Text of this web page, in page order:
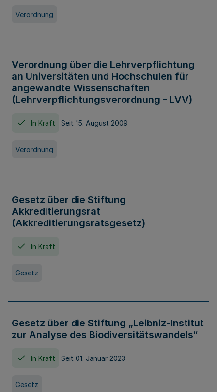
Verordnung
Verordnung über die Lehrverpflichtung
an Universitäten und Hochschulen für
angewandte Wissenschaften
(Lehrverpflichtungsverordnung - LVV)
In Kraft Seit 15. August 2009
Verordnung
Gesetz über die Stiftung
Akkreditierungsrat
(Akkreditierungsratsgesetz)
In Kraft
Gesetz
Gesetz über die Stiftung „Leibniz-Institut
zur Analyse des Biodiversitätswandels“
In Kraft Seit 01. Januar 2023
Gesetz